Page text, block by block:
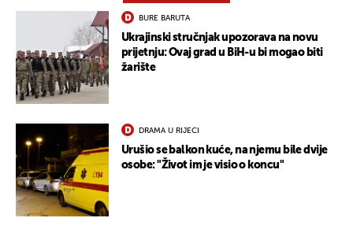
BURE BARUTA
Ukrajinski stručnjak upozorava na novu
prijetnju: Ovaj grad u BiH-u bi mogao biti
žarište
DRAMA U RIJECI
Urušio se balkon kuće, na njemu bile dvije
osobe: "Život im je visio o koncu"